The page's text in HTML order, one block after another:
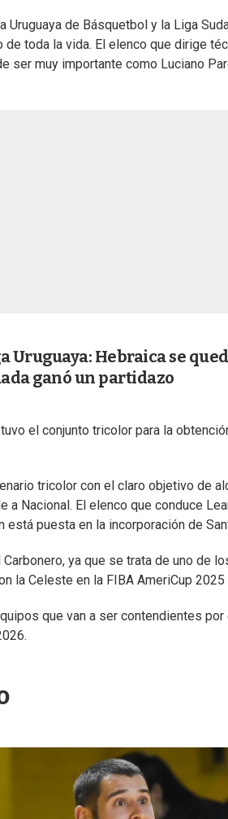
Uruguaya de Básquetbol y la Liga
toda la vida. El elenco que dirige
ser muy importante como Luciano
Uruguaya: Hebraica se
ganó un partidazo
el conjunto tricolor para la
tricolor con el claro objetivo de
a Nacional. El elenco que conduce
puesta en la incorporación de
ya que se trata de uno de
la Celeste en la FIBA AmeriCup 2025
que van a ser contendientes